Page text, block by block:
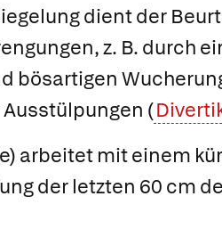
dient der
z. B. durch
bösartigen
(
arbeitet mit einem
der letzten 60 cm